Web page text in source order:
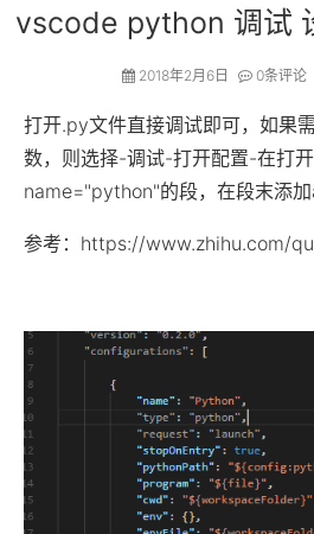
vscode python 调试
2018年2月6日 0条评论
打开.py文件直接调试即可，如果
数，则选择-调试-打开配置-在打
name="python"的段，在段末添加
参考：https://www.zhihu.com/